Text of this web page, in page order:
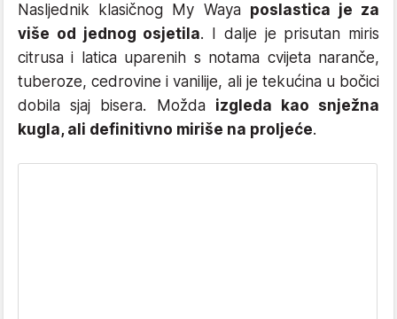
Nasljednik klasičnog My Waya poslastica je za
više od jednog osjetila. I dalje je prisutan miris
citrusa i latica uparenih s notama cvijeta naranče,
tuberoze, cedrovine i vanilije, ali je tekućina u bočici
dobila sjaj bisera. Možda izgleda kao snježna
kugla, ali definitivno miriše na proljeće.